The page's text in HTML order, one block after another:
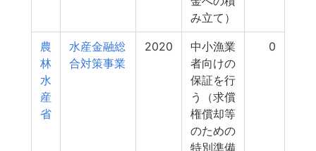
み立て）
農
林
水
産
省
水産金融総
合対策事業
2020
中小漁業
者向けの
保証を行
う（求償
権償却等
のための
特別準備
0